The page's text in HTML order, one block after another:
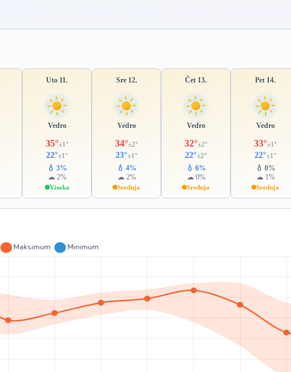
Uto 11.
Vedro
35°±1°
22°±1°
💧 3%
☁ 2%
Visoka
Sre 12.
Vedro
34°±2°
23°±1°
💧 4%
☁ 2%
Srednja
Čet 13.
Vedro
32°±2°
22°±2°
💧 6%
☁ 0%
Srednja
Pet 14.
Vedro
33°±1°
22°±1°
💧 0%
☁ 1%
Srednja